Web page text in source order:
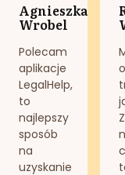
Agnieszka
Wrobel
Polecam
aplikacje
LegalHelp,
to
najlepszy
sposób
na
uzyskanie